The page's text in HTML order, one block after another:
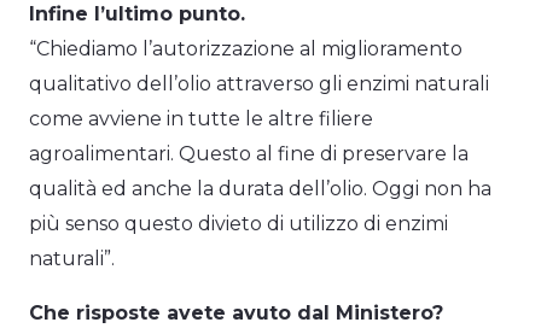
Infine l’ultimo punto.
“Chiediamo l’autorizzazione al miglioramento
qualitativo dell’olio attraverso gli enzimi naturali
come avviene in tutte le altre filiere
agroalimentari. Questo al fine di preservare la
qualità ed anche la durata dell’olio. Oggi non ha
più senso questo divieto di utilizzo di enzimi
naturali”.
Che risposte avete avuto dal Ministero?